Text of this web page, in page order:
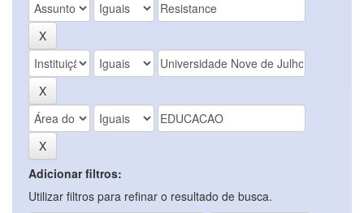
Adicionar filtros:
Utilizar filtros para refinar o resultado de busca.